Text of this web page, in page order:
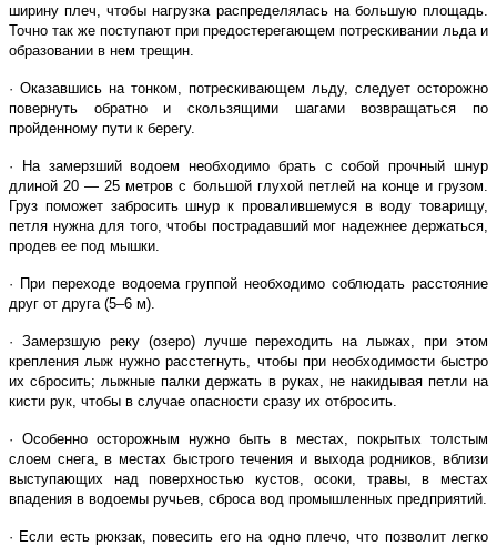
ширину плеч, чтобы нагрузка распределялась на большую площадь.
Точно так же поступают при предостерегающем потрескивании льда и
образовании в нем трещин.
· Оказавшись на тонком, потрескивающем льду, следует осторожно
повернуть обратно и скользящими шагами возвращаться по
пройденному пути к берегу.
· На замерзший водоем необходимо брать с собой прочный шнур
длиной 20 — 25 метров с большой глухой петлей на конце и грузом.
Груз поможет забросить шнур к провалившемуся в воду товарищу,
петля нужна для того, чтобы пострадавший мог надежнее держаться,
продев ее под мышки.
· При переходе водоема группой необходимо соблюдать расстояние
друг от друга (5–6 м).
· Замерзшую реку (озеро) лучше переходить на лыжах, при этом
крепления лыж нужно расстегнуть, чтобы при необходимости быстро
их сбросить; лыжные палки держать в руках, не накидывая петли на
кисти рук, чтобы в случае опасности сразу их отбросить.
· Особенно осторожным нужно быть в местах, покрытых толстым
слоем снега, в местах быстрого течения и выхода родников, вблизи
выступающих над поверхностью кустов, осоки, травы, в местах
впадения в водоемы ручьев, сброса вод промышленных предприятий.
· Если есть рюкзак, повесить его на одно плечо, что позволит легко